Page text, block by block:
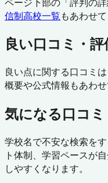
信制高校一覧もあわせ
良い口コミ・
良い点に関する口コミ
概要や公式情報もあわせ
気になる口コ
学校名で不安な検索を
ト体制、学習ペースが
しやすくなります。